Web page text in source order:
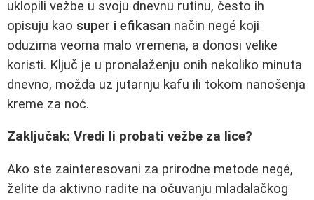
uklopili vežbe u svoju dnevnu rutinu, često ih
opisuju kao super i efikasan način negé koji
oduzima veoma malo vremena, a donosi velike
koristi. Ključ je u pronalaženju onih nekoliko minuta
dnevno, možda uz jutarnju kafu ili tokom nanošenja
kreme za noć.
Zaključak: Vredi li probati vežbe za lice?
Ako ste zainteresovani za prirodne metode negé,
želite da aktivno radite na očuvanju mladalačkog